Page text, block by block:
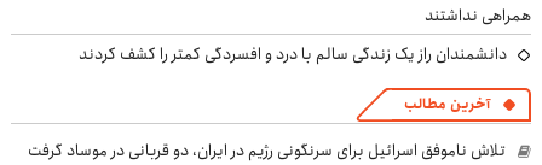
همراهی نداشتند
دانشمندان راز یک زندگی سالم با درد و افسردگی کمتر را کشف کردند
آخرین مطالب
تلاش ناموفق اسرائیل برای سرنگونی رژیم در ایران، دو قربانی در موساد گرفت